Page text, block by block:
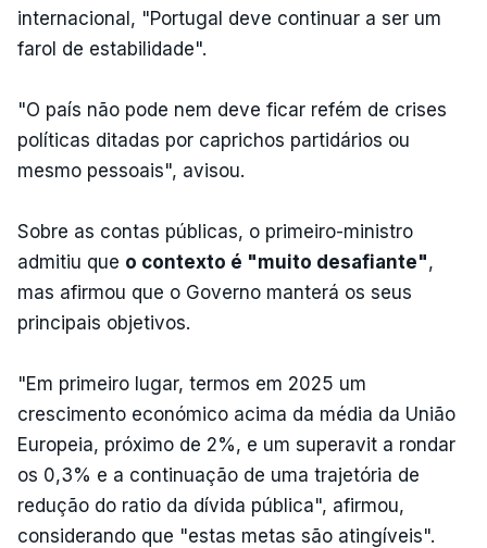
internacional, "Portugal deve continuar a ser um
farol de estabilidade".
"O país não pode nem deve ficar refém de crises
políticas ditadas por caprichos partidários ou
mesmo pessoais", avisou.
Sobre as contas públicas, o primeiro-ministro
admitiu que o contexto é "muito desafiante",
mas afirmou que o Governo manterá os seus
principais objetivos.
"Em primeiro lugar, termos em 2025 um
crescimento económico acima da média da União
Europeia, próximo de 2%, e um superavit a rondar
os 0,3% e a continuação de uma trajetória de
redução do ratio da dívida pública", afirmou,
considerando que "estas metas são atingíveis".